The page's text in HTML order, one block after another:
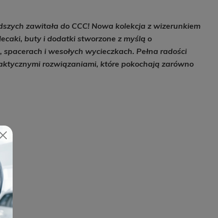
zawitała do CCC! Nowa kolekcja z wizerunkiem
buty i dodatki stworzone z myślą o
i wesołych wycieczkach. Pełna radości
rozwiązaniami, które pokochają zarówno